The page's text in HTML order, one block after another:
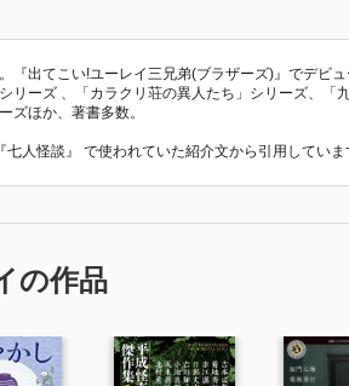
『出てこい!ユーレイ三兄弟(ブラザーズ)』でデビ
シリーズ 、「カラクリ荘の異人たち」シリーズ、
ズほか、著書多数。
七人怪談』 で使われていた紹介文から引用していま
の作品